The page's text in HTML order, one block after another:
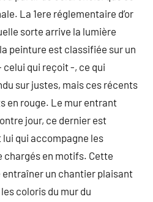
La 1ere réglementaire d’or
sorte arrive la lumière
peinture est classifiée sur un
celui qui reçoit -, ce qui
sur justes, mais ces récents
en rouge. Le mur entrant
jour, ce dernier est
lui qui accompagne les
chargés en motifs. Cette
un chantier plaisant
coloris du mur du